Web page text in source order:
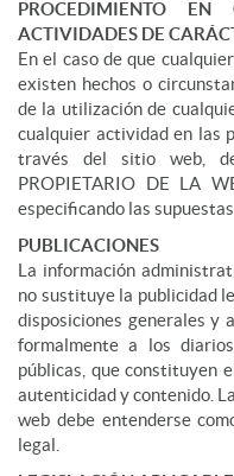
PROCEDIMIENTO
ACTIVIDADES DE
En el caso de que
existen hechos o
de la utilización de
cualquier actividad en las
través del sitio web,
PROPIETARIO DE LA
especificando las
PUBLICACIONES
La información
no sustituye la publicidad
disposiciones generales y
formalmente a los
públicas, que constituyen
autenticidad y contenido.
web debe entenderse
legal.